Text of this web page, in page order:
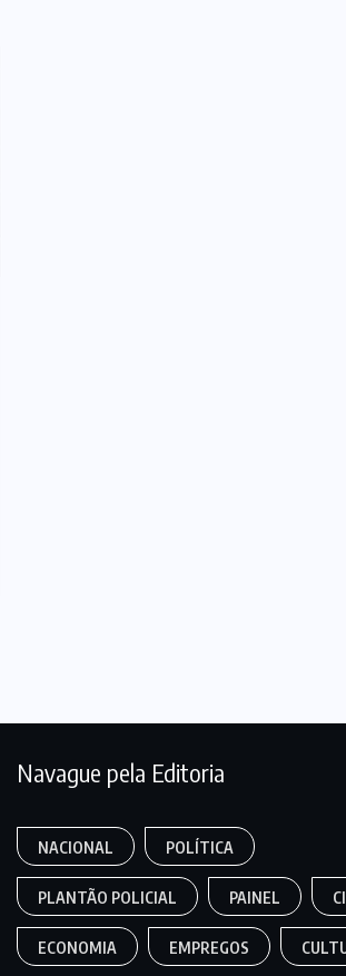
Navague pela Editoria
NACIONAL POLÍTICA
PLANTÃO POLICIAL PAINEL
ECONOMIA EMPREGOS